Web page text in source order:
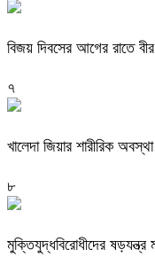
বিজয় দিবসের আগের রাতে
৭
খালেদা জিয়ার শারীরিক
৮
মুক্তিযুদ্ধবিরোধীদের ষড়যন্ত্র